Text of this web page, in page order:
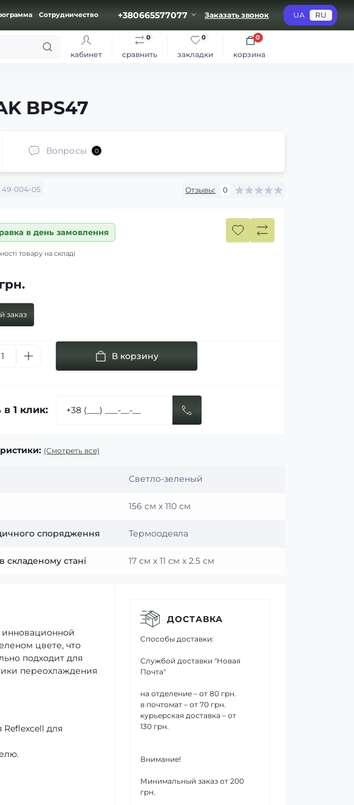
Сотрудничество +380665577077 Заказать звонок UA RU
кабинет
сравнить
0
закладки
0
корзина
0
BPS47
Вопросы 0
49-004-05 Отзывы: 0
в день замовлення
товару на складі
заказ
В корзину
в 1 клик:
(Смотреть все)
Светло-зеленый
156 см x 110 см
спорядження Термоодеяла
складеному стані 17 см x 11 см x 2.5 см
инновационной
цвете, что
подходит для
переохлаждения
для
ДОСТАВКА
Способы доставки:
Службой доставки "Новая
Почта"
на отделение – от 80 грн.
в почтомат – от 70 грн.
курьерская доставка – от
130 грн.
Внимание!
Минимальный заказ от 200
грн.